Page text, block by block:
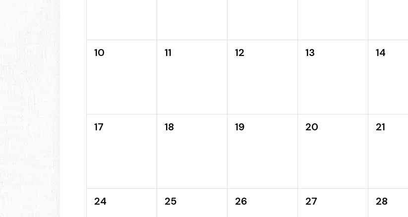
10 11 12 13 14
17 18 19 20 21
24 25 26 27 28